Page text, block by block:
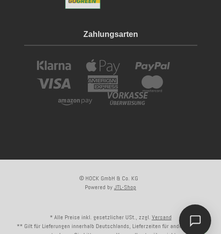
Zahlungsarten
© HOCK GmbH & Co. KG
Powered byJTL-Shop
* Alle Preise inkl. gesetzlicher USt., zzgl. Versand
** Gilt für Lieferungen innerhalb Deutschlands, Lieferzeiten für andere Länder